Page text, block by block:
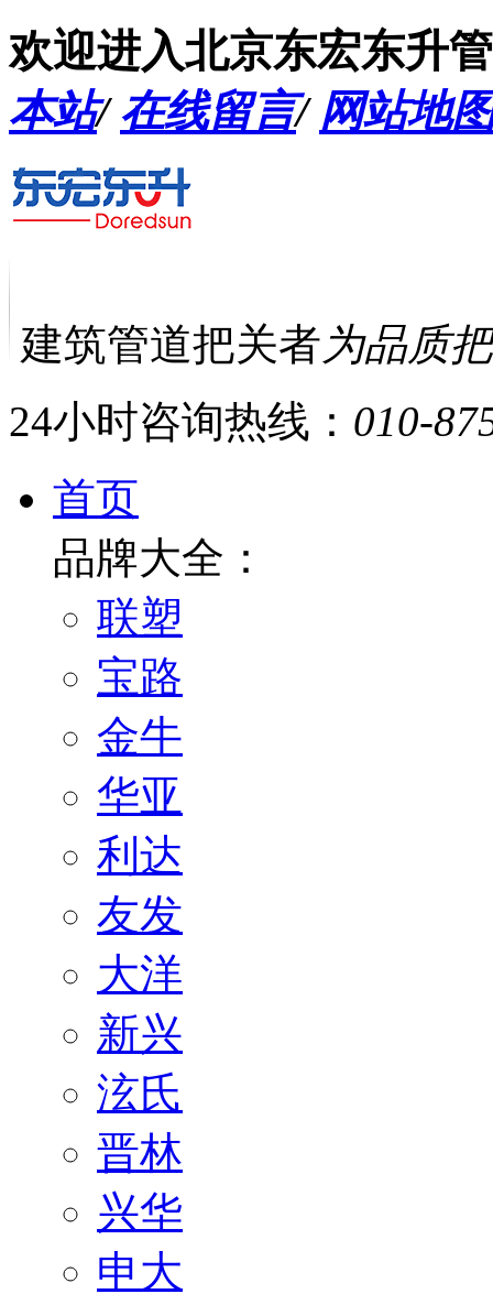
欢迎进入北京东宏东升
本站/ 在线留言/ 网站地
建筑管道把关者 为品质
24小时咨询热线： 010-
首页
品牌大全：
联塑
宝路
金牛
华亚
利达
友发
大洋
新兴
泫氏
晋林
兴华
申大